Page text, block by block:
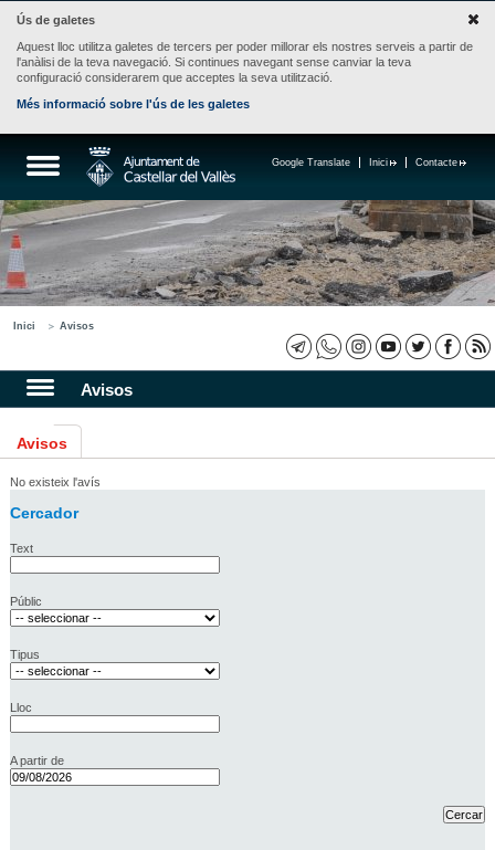
Ús de galetes
Aquest lloc utilitza galetes de tercers per poder millorar els nostres serveis a partir de
l'anàlisi de la teva navegació. Si continues navegant sense canviar la teva
configuració considerarem que acceptes la seva utilització.
Més informació sobre l'ús de les galetes
Contacte
Inici
Google Translate
Inici Avisos
Avisos
Avisos
No existeix l'avís
Cercador
Text
Públic
Tipus
Lloc
A partir de